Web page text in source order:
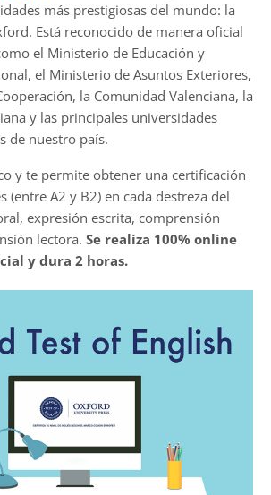
más prestigiosas del mundo: la
Está reconocido de manera oficial
el Ministerio de Educación y
el Ministerio de Asuntos Exteriores,
la Comunidad Valenciana, la
y las principales universidades
de nuestro país.
y te permite obtener una certificación
(entre A2 y B2) en cada destreza del
expresión escrita, comprensión
lectora. Se realiza 100% online
y dura 2 horas.